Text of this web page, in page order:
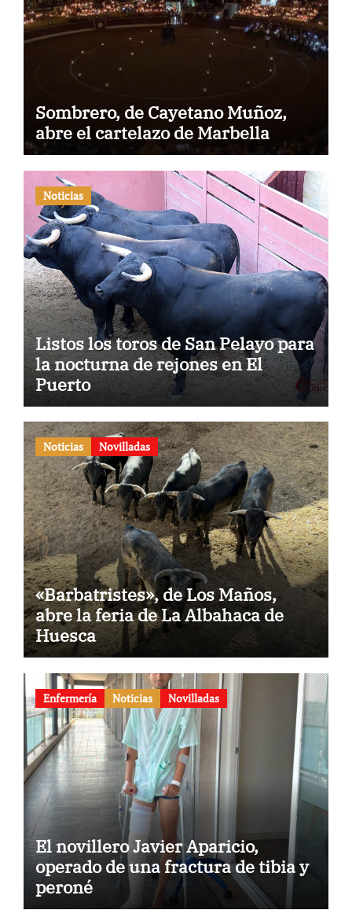
Sombrero, de Cayetano Muñoz,
abre el cartelazo de Marbella
Noticias
Listos los toros de San Pelayo para
la nocturna de rejones en El
Puerto
Noticias Novilladas
«Barbatristes», de Los Maños,
abre la feria de La Albahaca de
Huesca
Enfermería Noticias Novilladas
El novillero Javier Aparicio,
operado de una fractura de tibia y
peroné